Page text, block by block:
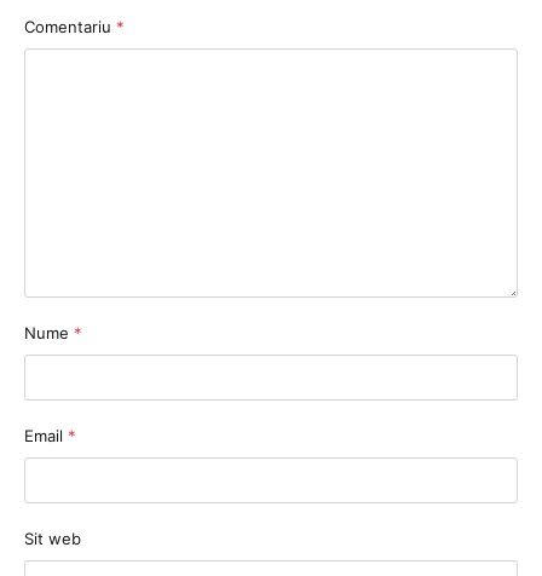
Comentariu *
Nume *
Email *
Sit web